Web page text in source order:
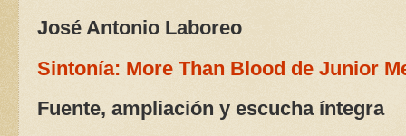
José Antonio Laboreo
Sintonía: More Than Blood de Junior
Fuente, ampliación y escucha íntegra